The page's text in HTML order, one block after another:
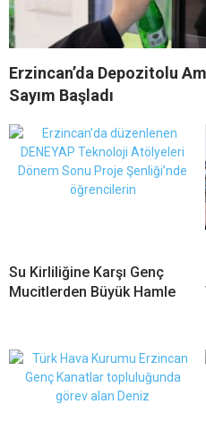
Erzincan’da Depozitolu
Sayım Başladı
Su Kirliliğine Karşı Genç
Mucitlerden Büyük Hamle